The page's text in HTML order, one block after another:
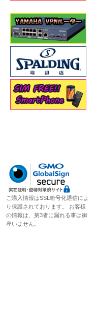
ご購入情報はSSL暗号化通信によ
り保護されております。 お客様
の情報は、第3者に漏れる事は御
座いません。